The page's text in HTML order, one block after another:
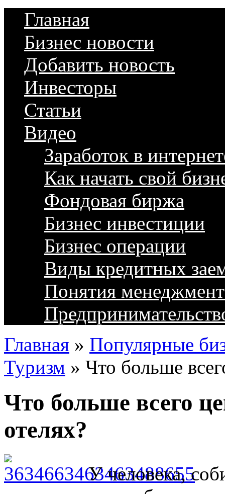
Главная
Бизнес новости
Добавить новость
Инвесторы
Статьи
Видео
Заработок в
Как начать свой
Фондовая биржа
Бизнес инвестиции
Бизнес операции
Виды кредитных
Понятия
Главная » Популярные
Туризм » Что больше
Что больше всего
отелях?
У человека,